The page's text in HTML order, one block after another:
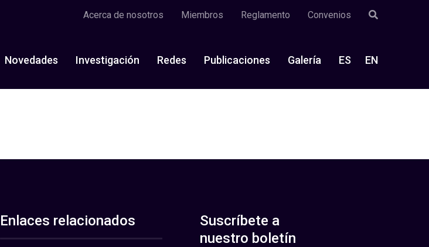
Acerca de nosotros Miembros Reglamento Convenios
Novedades Investigación Redes Publicaciones Galería ES EN
Enlaces relacionados
Suscríbete a
nuestro boletín